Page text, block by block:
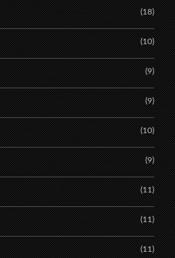
(18)
(10)
(9)
(9)
(10)
(9)
(11)
(11)
(11)